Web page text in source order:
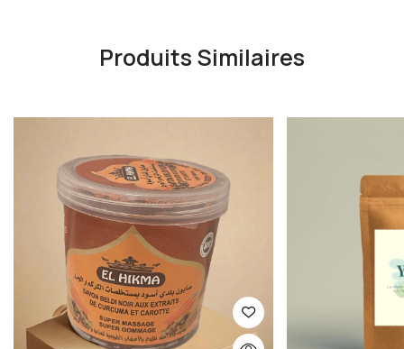
Produits Similaires